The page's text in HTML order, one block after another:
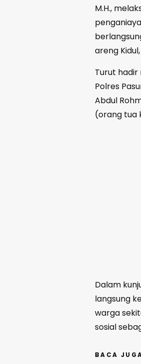
M.H.,
areng
Turut hadir
Polres
Abdul
(orang tua
Dalam
langsung
warga
sosial
BACA